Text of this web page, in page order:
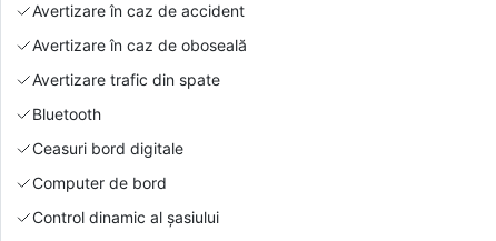
Avertizare în caz de accident
Avertizare în caz de oboseală
Avertizare trafic din spate
Bluetooth
Ceasuri bord digitale
Computer de bord
Control dinamic al șasiului